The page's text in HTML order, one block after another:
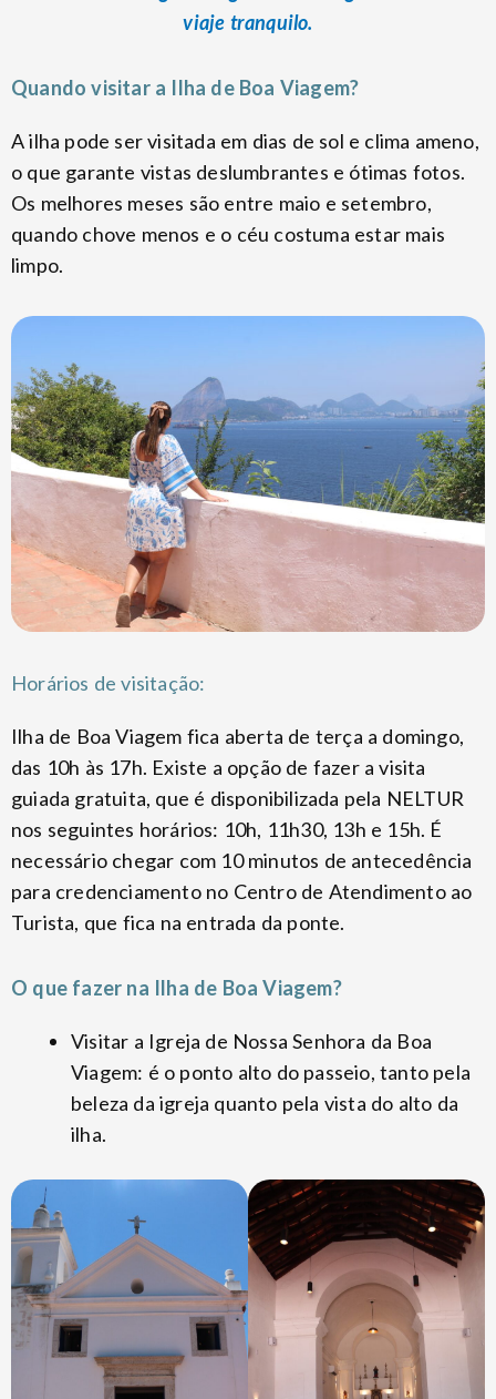
viaje tranquilo.
Quando visitar a Ilha de Boa Viagem?
A ilha pode ser visitada em dias de sol e clima ameno,
o que garante vistas deslumbrantes e ótimas fotos.
Os melhores meses são entre maio e setembro,
quando chove menos e o céu costuma estar mais
limpo.
Horários de visitação:
Ilha de Boa Viagem fica aberta de terça a domingo,
das 10h às 17h. Existe a opção de fazer a visita
guiada gratuita, que é disponibilizada pela NELTUR
nos seguintes horários: 10h, 11h30, 13h e 15h. É
necessário chegar com 10 minutos de antecedência
para credenciamento no Centro de Atendimento ao
Turista, que fica na entrada da ponte.
O que fazer na Ilha de Boa Viagem?
Visitar a Igreja de Nossa Senhora da Boa
Viagem: é o ponto alto do passeio, tanto pela
beleza da igreja quanto pela vista do alto da
ilha.